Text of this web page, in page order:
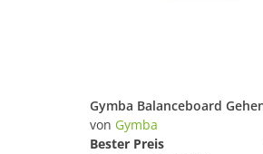
von Gymba
Bester Preis